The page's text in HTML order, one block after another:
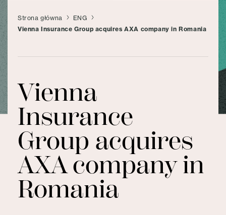
Strona główna
ENG
Vienna Insurance Group acquires AXA company in Romania
Vienna
Insurance
Group acquires
AXA company in
Romania